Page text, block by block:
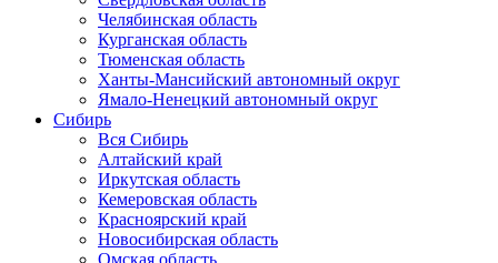
Челябинская область
Курганская область
Тюменская область
Ханты-Мансийский автономный округ
Ямало-Ненецкий автономный округ
Сибирь
Вся Сибирь
Алтайский край
Иркутская область
Кемеровская область
Красноярский край
Новосибирская область
Омская область